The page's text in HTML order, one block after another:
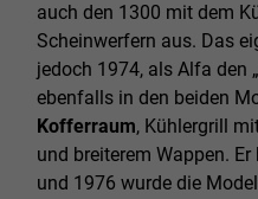
auch den 1300 mit dem
Scheinwerfern aus. Das
jedoch 1974, als Alfa den
ebenfalls in den beiden
Kofferraum, Kühlergrill
und breiterem Wappen.
und 1976 wurde die